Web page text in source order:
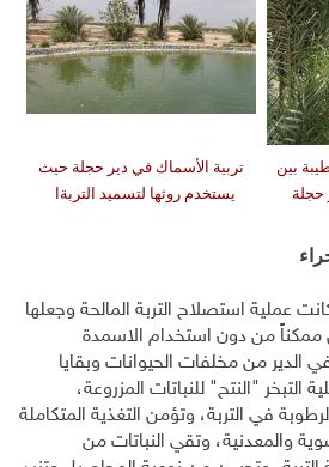
بين
حجلة
تربية الأسماك في دير حجلة حيث
يستخدم روثها لتسميد التربةا
عملية استصلاح التربة المالحة وجعلها
ممكناً من دون استخدام الاسمدة
الدير من مخلفات الحيوانات وبقايا
"النتح" للنباتات المزروعة،
في التربة، وتؤمن التغذية المتكاملة
والمعدنية، وتقي النباتات من